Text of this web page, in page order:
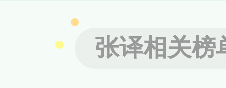
张译相关榜